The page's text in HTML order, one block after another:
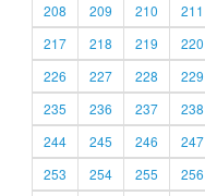
208
209 210 211
217
218 219 220
226
227 228 229
235
236 237 238
244
245 246 247
253
254 255 256